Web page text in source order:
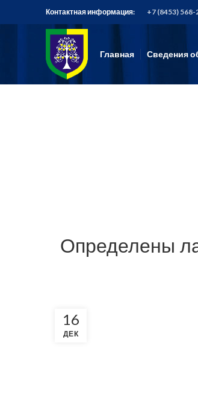
Контактная информация: +7 (8453) 568-
Главная Сведения
Определены
16
ДЕК